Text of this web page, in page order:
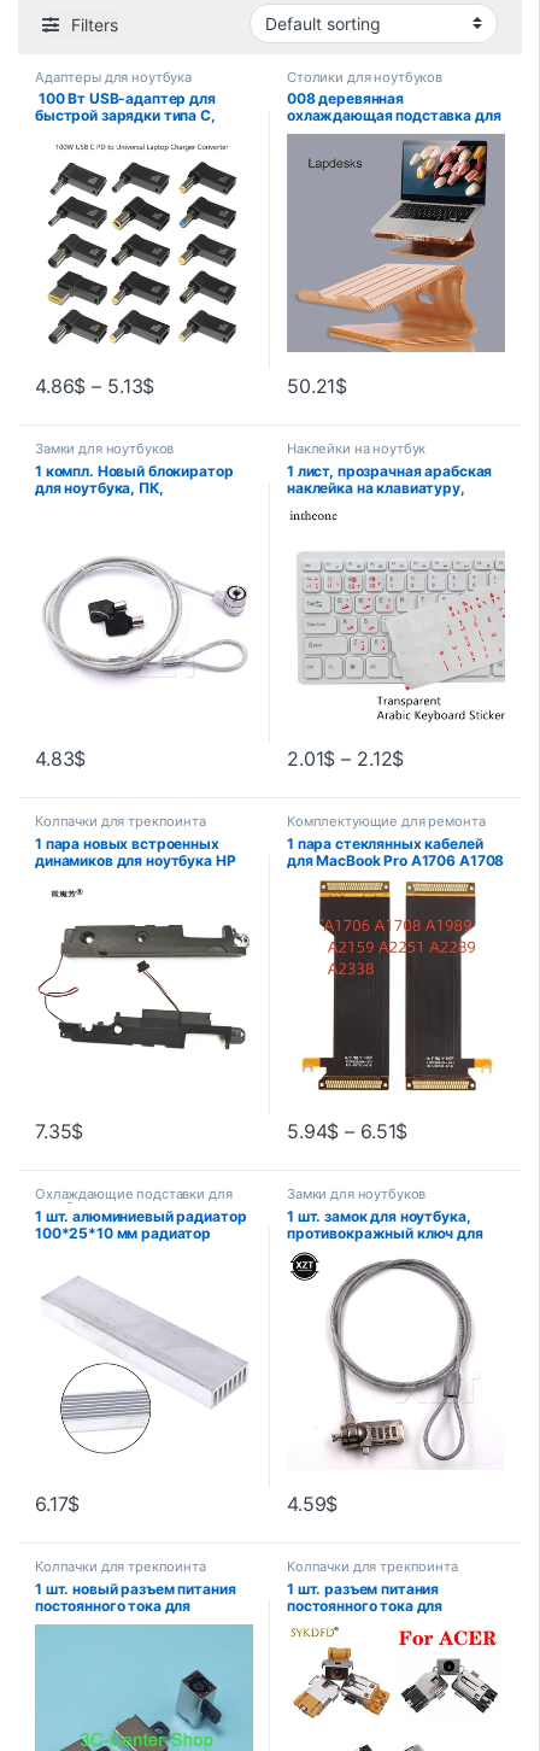
Filters
Адаптеры для ноутбука
​ 100 Вт USB-адаптер для
быстрой зарядки типа C,
для зарядного устройства
для ноутбука Dell Asus Hp
Acer Lenovo
4.86$ – 5.13$
Столики для ноутбуков
008 деревянная
охлаждающая подставка для
ноутбука,
Высококачественная
деревянная подставка для
Apple Macbook для HP и
других предметов для
ноутбука, дизайнерская
50.21$
Замки для ноутбуков
1 компл. Новый блокиратор
для ноутбука, ПК,
2 ключами, абсолютно новый
4.83$
Наклейки на ноутбук
1 лист, прозрачная арабская
наклейка на клавиатуру,
пленка для ноутбука, ПК,
языковую ключу, оптовая
продажа
2.01$ – 2.12$
Колпачки для трекпоинта
1 пара новых встроенных
динамиков для ноутбука HP
G7-1156NR g7-1113cl
дюйма
7.35$
Комплектующие для ремонта
ноутбуков
1 пара стеклянных кабелей
для MacBook Pro A1706 A1708
A2289 A2159 A1707 A1990,
гибкий кабель для ЖК-экрана
821-00732/821-00691
5.94$ – 6.51$
Охлаждающие подставки для
ноутбуков
1 шт. алюминиевый радиатор
100*25*10 мм радиатор
6.17$
Замки для ноутбуков
1 шт. замок для ноутбука,
противокражный ключ для
компьютера, ноутбука,
дорожный 4-значный кабель
безопасности, цепочка
высокого качества
4.59$
Колпачки для трекпоинта
1 шт. новый разъем питания
постоянного тока для
ноутбука DELL 7472 7572
5593 3505 3462 5347,
разъем постоянного тока
Колпачки для трекпоинта
1 шт. разъем питания
постоянного тока для
A515-54G A515-55 A315-55G
A315-55KG A315-23 A314-22
N18Q13 N20Q1 EX21553